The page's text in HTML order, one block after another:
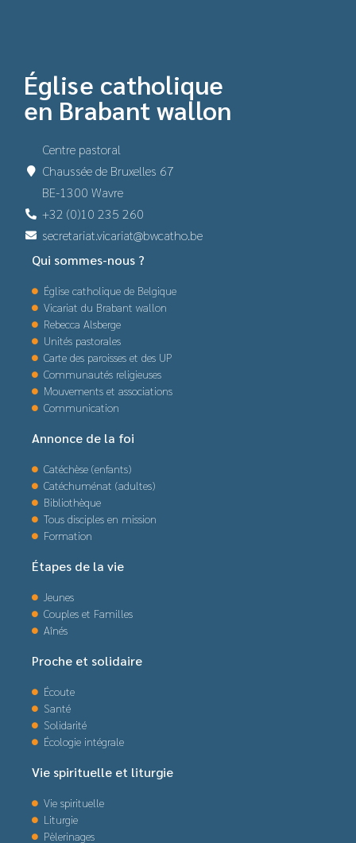
Église catholique
en Brabant wallon
Centre pastoral
Chaussée de Bruxelles 67
BE-1300 Wavre
+32 (0)10 235 260
secretariat.vicariat@bwcatho.be
Qui sommes-nous ?
Église catholique de Belgique
Vicariat du Brabant wallon
Rebecca Alsberge
Unités pastorales
Carte des paroisses et des UP
Communautés religieuses
Mouvements et associations
Communication
Annonce de la foi
Catéchèse (enfants)
Catéchuménat (adultes)
Bibliothèque
Tous disciples en mission
Formation
Étapes de la vie
Jeunes
Couples et Familles
Aînés
Proche et solidaire
Écoute
Santé
Solidarité
Écologie intégrale
Vie spirituelle et liturgie
Vie spirituelle
Liturgie
Pèlerinages